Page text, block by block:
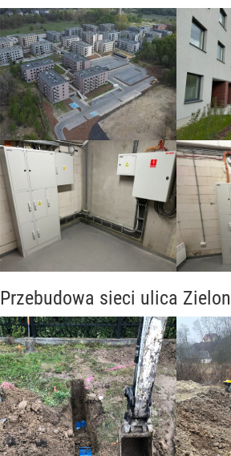
Przebudowa sieci ulica